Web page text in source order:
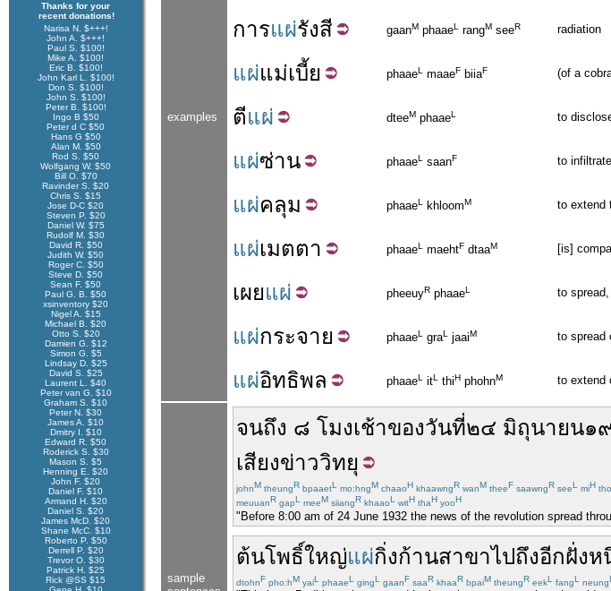
Thanks for your
recent donations!
Narisa N. $+++!
John A. $+++!
Paul S. $100!
Mike A. $100!
Eric B. $100!
John Karl L. $100!
Don S. $100!
John S. $100!
Peter B. $100!
Ingo B $50
Peter d C $50
Hans G $50
Alan M. $50
Rod S. $50
Wolfgang W. $50
Bill O. $70
Ravinder S. $20
Chris S. $15
Jose D-C $20
Steven P. $20
Daniel W. $75
Rudolf M. $30
David R. $50
Judith W. $50
Roger C. $50
Steve D. $50
Sean F. $50
Paul G. B. $50
xsinventory $20
Nigel A. $15
Michael B. $20
Otto S. $20
Damien G. $12
Simon G. $5
Lindsay D. $25
David S. $25
Laurent L. $40
Peter van G. $10
Graham S. $10
Peter N. $30
James A. $10
Dmitry I. $10
Edward R. $50
Roderick S. $30
Mason S. $5
Henning E. $20
John F. $20
Daniel F. $10
Armand H. $20
Daniel S. $20
James McD. $20
Shane McC. $10
Roberto P. $50
Derrell P. $20
Trevor O. $30
Patrick H. $25
Rick @SS $15
examples
การแผ่รังสี gaanM phaaeL rangM seeR radiation
แผ่แม่เบี้ย phaaeL maaeF biiaF (of a
ตีแผ่ dteeM phaaeL to
แผ่ซ่าน phaaeL saanF to
แผ่คลุม phaaeL khloomM to extend
แผ่เมตตา phaaeL maehtF dtaaM [is]
เผยแผ่ pheeuyR phaaeL to
แผ่กระจาย phaaeL graL jaaiM to spread
แผ่อิทธิพล phaaeL itL thiH phohnM to extend
sample
จนถึง ๘ โมงเช้าของวันที่๒๔ มิถุนายน๑
เสียงข่าววิทยุ
johnM theungR bpaaetL mo:hngM chaaoH khaawngR wanM theeF saawngR seeL miH
meuuanR gapL meeM siiangR khaaoL witH thaH yooH
"Before 8:00 am of 24 June 1932 the news of the revolution spread
ต้นโพธิ์ใหญ่แผ่กิ่งก้านสาขาไปถึงอีกฝั่งห
dtohnF pho:hM yaiL phaaeL gingL gaanF saaR khaaR bpaiM theungR eekL fangL neungL